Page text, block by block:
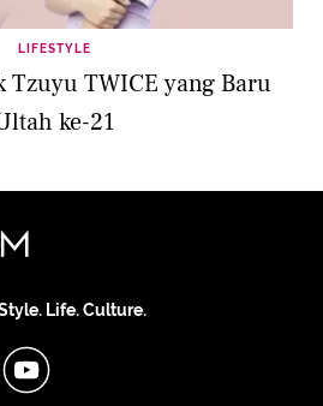
LIFESTYLE
Tzuyu TWICE yang Baru
ke-21
Life. Culture.